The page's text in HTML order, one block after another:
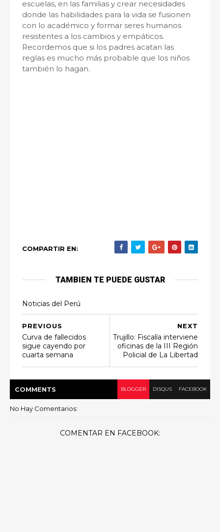
escuelas, en las familias y crear necesidades
donde las habilidades para la vida se fusionen
con lo académico y formar seres humanos
resistentes a los cambios y empáticos.
Recordemos que si los padres acatan las
reglas es mucho más probable que los niños
también lo hagan.
COMPARTIR EN:
TAMBIEN TE PUEDE GUSTAR
Noticias del Perú
NEXT
Trujillo: Fiscalía interviene
oficinas de la III Región
Policial de La Libertad
PREVIOUS
Curva de fallecidos
sigue cayendo por
cuarta semana
COMMENTS BLOGGER DISQUS FACEBOOK
No Hay Comentarios:
COMENTAR EN FACEBOOK: